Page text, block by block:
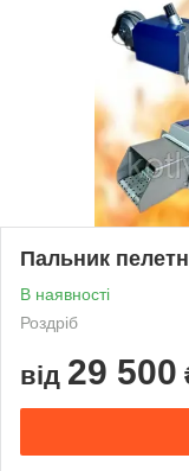
Пальник
В наявності
Роздріб
від 29 500